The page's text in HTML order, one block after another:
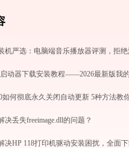
决丢失freeimage.dll的问题？
决HP 118打印机驱动安装困扰，全面